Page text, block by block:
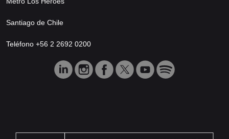
Santiago de Chile
Teléfono +56 2 2692 0200